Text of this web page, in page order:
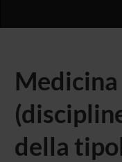
della